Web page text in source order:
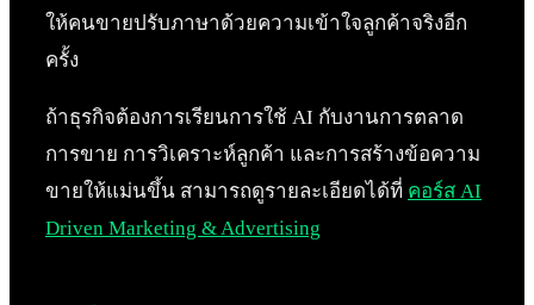
ให้คนขายปรับภาษาด้วยความเข้าใจลูกค้าจริงอีก
ครั้ง
ถ้าธุรกิจต้องการเรียนการใช้ AI กับงานการตลาด
การขาย การวิเคราะห์ลูกค้า และการสร้างข้อความ
ขายให้แม่นขึ้น สามารถดูรายละเอียดได้ที่ คอร์ส AI
Driven Marketing & Advertising